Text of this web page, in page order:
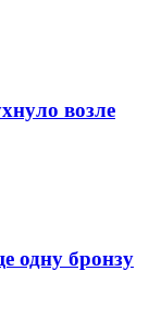
возле
одну бронзу